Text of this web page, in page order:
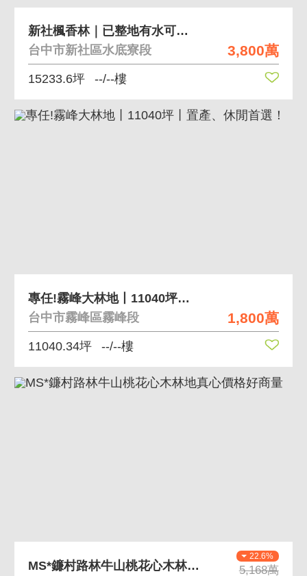
3,800萬
新社楓香林｜已整地有水可牽電｜可規劃民宿及露營區
台中市新社區水底寮段
15233.6坪 --/--樓
1,800萬
專任!霧峰大林地丨11040坪丨置產、休閒首選！
台中市霧峰區霧峰段
11040.34坪 --/--樓
22.6%
5,168萬
MS*鐮村路林牛山桃花心木林地真心價格好商量